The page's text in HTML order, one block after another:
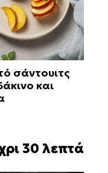
σάντουιτς
και
30 λεπτά